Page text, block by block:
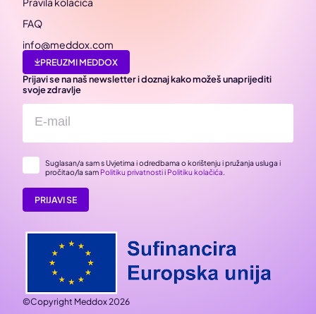
FAQ
info@meddox.com
PREUZMI MEDDOX
Prijavi se na naš newsletter i doznaj kako možeš unaprijediti
svoje zdravlje
Suglasan/a sam s Uvjetima i odredbama o korištenju i pružanja usluga i
pročitao/la sam Politiku privatnostii Politiku kolačića.
PRIJAVI SE
©Copyright Meddox 2026